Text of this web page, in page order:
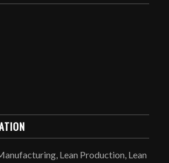
Lean Production, Lean